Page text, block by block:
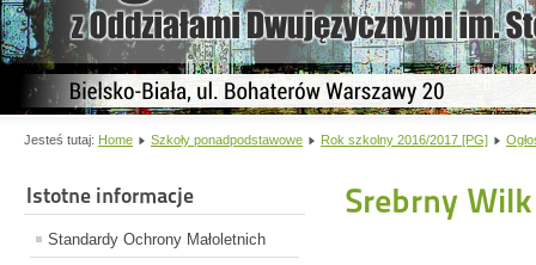
Jesteś tutaj: Home Szkoły ponadpodstawowe Rok szkolny 2016/2017 [PG]
Istotne informacje
Standardy Ochrony Małoletnich
Srebrny